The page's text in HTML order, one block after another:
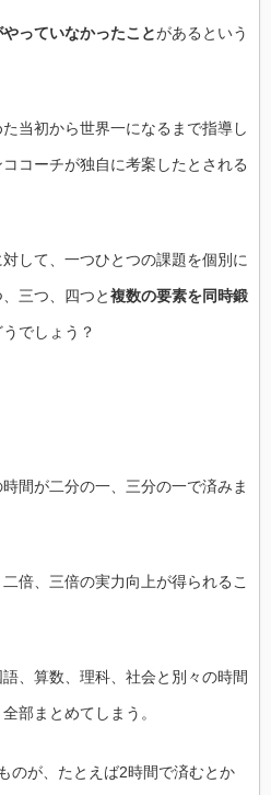
っていなかったことがあるという
当初から世界一になるまで指導し
コーチが独自に考案したとされる
して、一つひとつの課題を個別に
三つ、四つと複数の要素を同時鍛
うでしょう？
間が二分の一、三分の一で済みま
倍、三倍の実力向上が得られるこ
、算数、理科、社会と別々の時間
部まとめてしまう。
のが、たとえば2時間で済むとか